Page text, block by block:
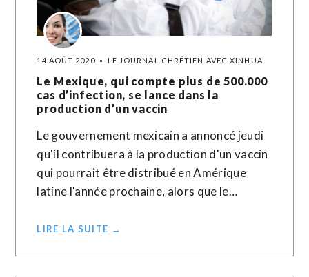
14 AOÛT 2020 LE JOURNAL CHRÉTIEN AVEC XINHUA
Le Mexique, qui compte plus de 500.000
cas d’infection, se lance dans la
production d’un vaccin
Le gouvernement mexicain a annoncé jeudi
qu'il contribuera à la production d'un vaccin
qui pourrait être distribué en Amérique
latine l'année prochaine, alors que le…
LIRE LA SUITE →